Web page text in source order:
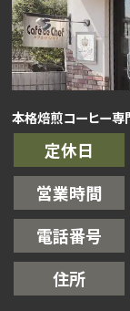
本格焙煎コーヒー専
定休日
営業時間
電話番号
住所